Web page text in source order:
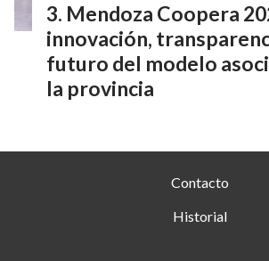
Mendoza Coopera
innovación,
futuro del modelo
la provincia
Contacto
Historial